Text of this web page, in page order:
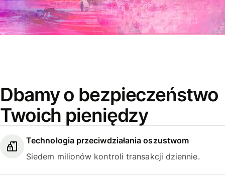
Dbamy o bezpieczeństwo
Twoich pieniędzy
Technologia przeciwdziałania oszustwom
Siedem milionów kontroli transakcji dziennie.